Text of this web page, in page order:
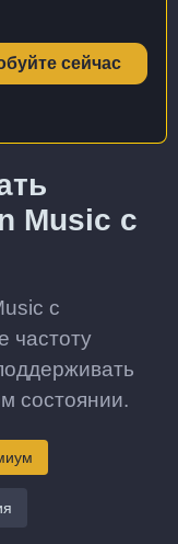
сейчас
Music с
с
частоту
состоянии.